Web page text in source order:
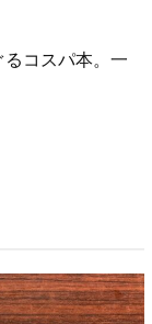
コスパ本。一